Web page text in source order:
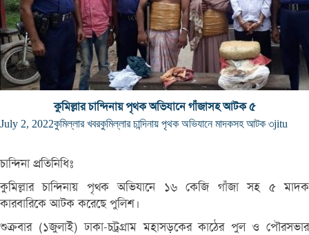
কুমিল্লার চান্দিনায় পৃথক অভিযানে গাঁজাসহ আটক ৫
July 2, 2022কুমিল্লার খবরকুমিল্লার চান্দিনায় পৃথক অভিযানে মাদকসহ আটক ৩jitu
চান্দিনা প্রতিনিধিঃ
কুমিল্লার চান্দিনায় পৃথক অভিযানে ১৬ কেজি গাঁজা সহ ৫ মাদক
কারবারিকে আটক করেছে পুলিশ।
শুক্রবার (১জুলাই) ঢাকা-চট্রগ্রাম মহাসড়কের কাঠের পুল ও পৌরসভার